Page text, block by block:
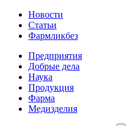
Новости
Статьи
Фармликбез
Предприятия
Добрые дела
Наука
Продукция
Фарма
Медизделия